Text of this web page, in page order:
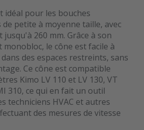
idéal pour les bouches
petite à moyenne taille, avec
260 mm. Grâce à son
monobloc, le cône est facile à
des espaces restreints, sans
Ce cône est compatible
Kimo LV 110 et LV 130, VT
310, ce qui en fait un outil
techniciens HVAC et autres
des mesures de vitesse